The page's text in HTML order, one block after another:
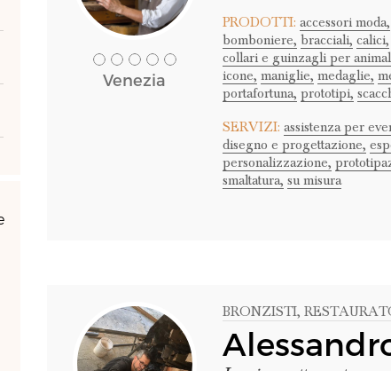
Venezia
PRODOTTI: accessori moda,
bomboniere, bracciali, calici,
collari e guinzagli per
icone, maniglie, medaglie,
portafortuna, prototipi,
SERVIZI: assistenza per
disegno e progettazione,
personalizzazione,
smaltatura, su misura
BRONZISTI,